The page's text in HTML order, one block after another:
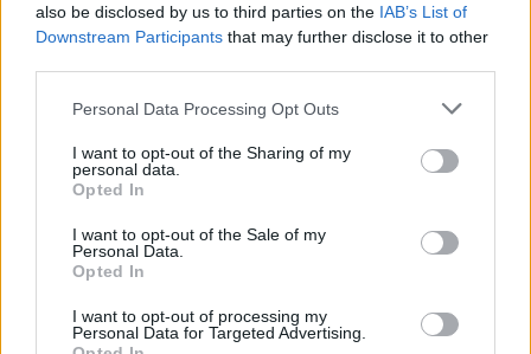
also be disclosed by us to third parties on the IAB’s List of
Downstream Participants that may further disclose it to other
Personal Data Processing Opt Outs
I want to opt-out of the Sharing of my
personal data.
Opted In
I want to opt-out of the Sale of my
Personal Data.
Opted In
I want to opt-out of processing my
Personal Data for Targeted Advertising.
Esim for Global
Esim for USA | Esim for Italy
for Turkey|Esim for Germany|Esim for Greece|